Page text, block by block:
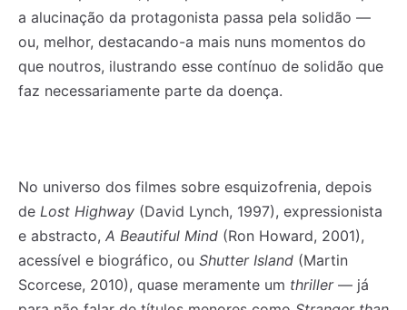
a alucinação da protagonista passa pela solidão —
ou, melhor, destacando-a mais nuns momentos do
que noutros, ilustrando esse contínuo de solidão que
faz necessariamente parte da doença.
No universo dos filmes sobre esquizofrenia, depois
de Lost Highway (David Lynch, 1997), expressionista
e abstracto, A Beautiful Mind (Ron Howard, 2001),
acessível e biográfico, ou Shutter Island (Martin
Scorcese, 2010), quase meramente um thriller— já